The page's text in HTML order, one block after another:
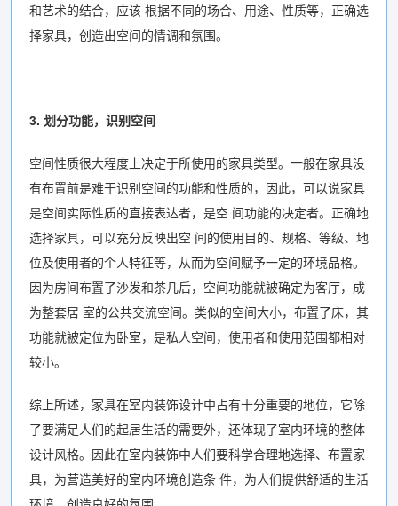
和艺术的结合，应该 根据不同的场合、用途、性质等，正确选
择家具，创造出空间的情调和氛围。
3. 划分功能，识别空间
空间性质很大程度上决定于所使用的家具类型。一般在家具没
有布置前是难于识别空间的功能和性质的，因此，可以说家具
是空间实际性质的直接表达者，是空 间功能的决定者。正确地
选择家具，可以充分反映出空 间的使用目的、规格、等级、地
位及使用者的个人特征等，从而为空间赋予一定的环境品格。
因为房间布置了沙发和茶几后，空间功能就被确定为客厅，成
为整套居 室的公共交流空间。类似的空间大小，布置了床，其
功能就被定位为卧室，是私人空间，使用者和使用范围都相对
较小。
综上所述，家具在室内装饰设计中占有十分重要的地位，它除
了要满足人们的起居生活的需要外，还体现了室内环境的整体
设计风格。因此在室内装饰中人们要科学合理地选择、布置家
具，为营造美好的室内环境创造条 件，为人们提供舒适的生活